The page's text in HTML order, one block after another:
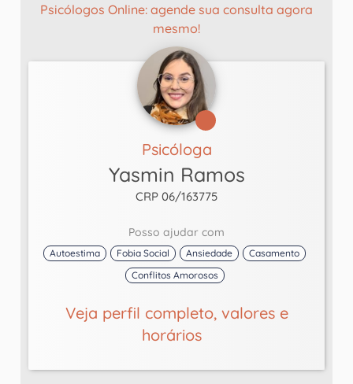
Psicólogos Online: agende sua consulta agora
mesmo!
Psicóloga
Yasmin Ramos
CRP 06/163775
Posso ajudar com
Autoestima Fobia Social Ansiedade
Casamento
Conflitos Amorosos
Veja perfil completo, valores e
horários